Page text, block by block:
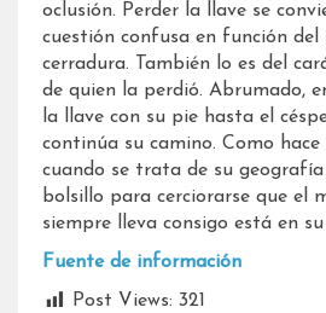
oclusión. Perder la llave se
cuestión confusa en función del
cerradura. También lo es del
de quien la perdió. Abrumado,
la llave con su pie hasta el
continúa su camino. Como hace
cuando se trata de su
bolsillo para cerciorarse que el
siempre lleva consigo está en
Fuente de información
Post Views: 321